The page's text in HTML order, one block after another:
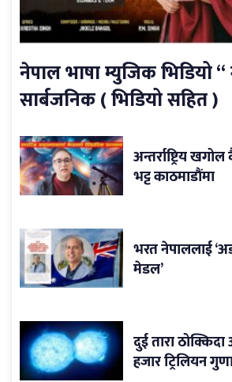
नेपाल भाषा म्युजिक भिडियो
सार्बजनिक ( भिडियो सहित )
अन्तर्राष्ट्रिय
भट्ट काठमाडौंमा
भरत नेपाललाई
मेडल’
दुई तारा
हजार ट्रिलियन